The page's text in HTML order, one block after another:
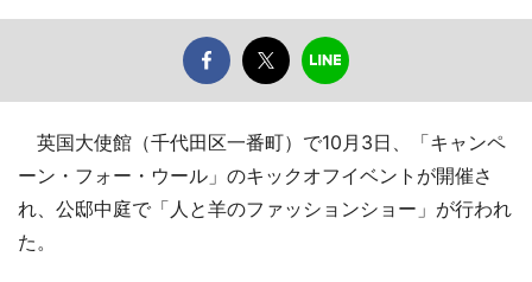
英国大使館（千代田区一番町）で10月3日、「キャンペ
ーン・フォー・ウール」のキックオフイベントが開催さ
れ、公邸中庭で「人と羊のファッションショー」が行われ
た。